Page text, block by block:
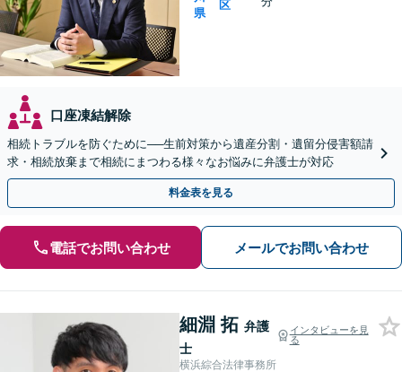
県
区
口座凍結解除
相続トラブルを防ぐために──生前対策から遺産分割・遺留分侵害額請
求・相続放棄まで相続にまつわる様々なお悩みに弁護士が対応
料金表を見る
電話でお問い合わせ メールでお問い合わせ
細淵 拓 弁護
士
インタビューを見
る
横浜綜合法律事務所